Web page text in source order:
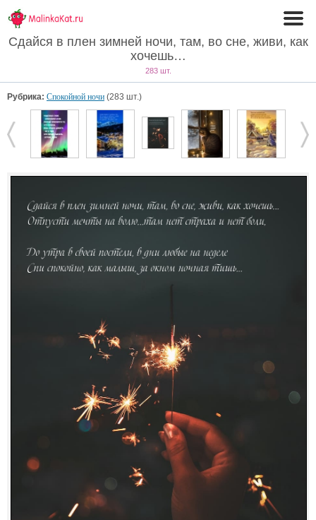
Сдайся в плен зимней ночи, там, во сне, живи, как
хочешь…
283 шт.
Рубрика: Спокойной ночи (283 шт.)